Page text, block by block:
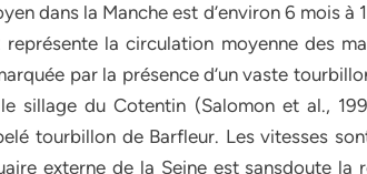
dans la Manche est d’environ 6 mois à
la circulation moyenne des
par la présence d’un vaste
sillage du Cotentin (Salomon et al.,
tourbillon de Barfleur. Les vitesses
externe de la Seine est sansdoute